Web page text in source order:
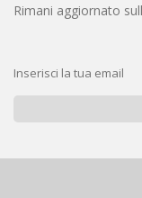
Rimani aggiornato
Inserisci la tua email